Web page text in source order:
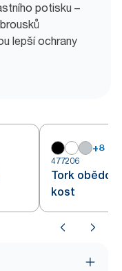
potisku –
lepší ochrany
+8
477206
Tork
kost